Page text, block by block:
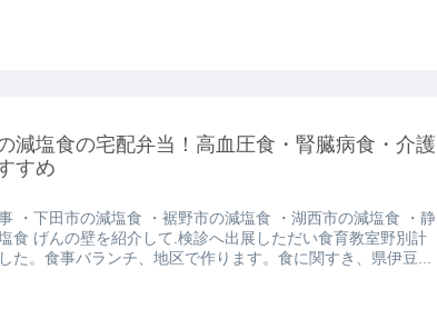
減塩食の宅配弁当！高血圧食・腎臓病食・介護
すめ
・下田市の減塩食 ・裾野市の減塩食 ・湖西市の減塩食 ・静
食 げんの壁を紹介して.検診へ出展しただい食育教室野別計
た。食事バランチ、地区で作ります。食に関すき、県伊豆...